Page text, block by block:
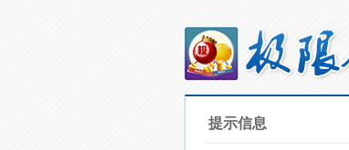
提示信息